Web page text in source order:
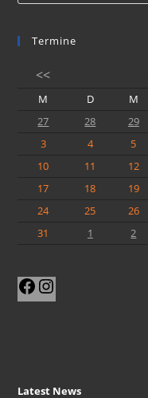
Termine
<<
M D M
27
28 29
3
4 5
10
11 12
17
18 19
24
25 26
31
1 2
Facebook
Latest News